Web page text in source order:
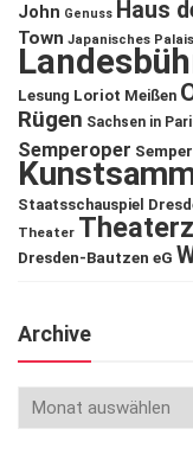
John Genuss Haus
Town Japanisches Palais
Lesung Loriot Meißen
Rügen Sachsen in
Semperoper
Staatsschauspiel
Theater
Dresden-Bautzen eG
Archive